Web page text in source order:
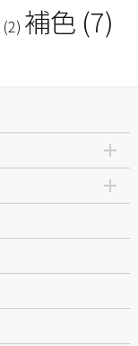
(2) 補色 (7)